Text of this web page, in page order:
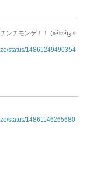
隠し機体であるTYPE-Zの予想図 チンチモンゲ！！ (๑•̀ㅂ•́)و✧
status/14861249490354
status/14861146265680